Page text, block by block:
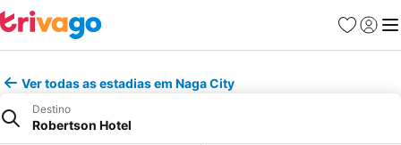
Favoritos
Iniciar
Ver todas as estadias em Naga City
Destino
Robertson Hotel